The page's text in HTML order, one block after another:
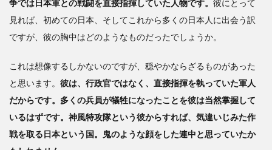
いう
離れ
業
日
本に
勘違
広が
って
いく
争では日本軍との戦闘を直接指揮していた人物です。 彼にとって
見れば、初めての日本、そしてこれから多くの日本人に出会う訳
ですが、彼の胸中はどのようなものだったでしょうか。
これは想像するしかないのですが、穏やかならざるものがあった
と思います。 彼は、行政官ではなく、直接指揮を執っていた軍人
だからです。多くの兵員が犠牲になったことを彼は当然掌握して
いるはずです。神風特攻隊という彼からすれば、気違いじみた作
戦を取る日本という国。鬼のような顔をした連中と思っていたか